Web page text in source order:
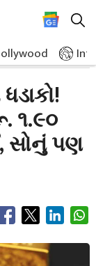
Gold And Silver
૧.૯૦
સોનું પણ